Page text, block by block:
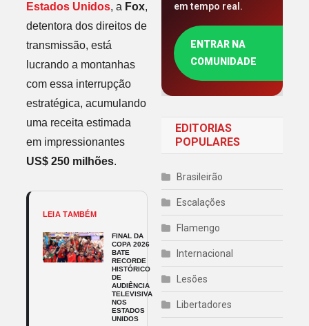
Estados Unidos, a Fox,
detentora dos direitos de
transmissão, está
lucrando a montanhas
com essa interrupção
estratégica, acumulando
uma receita estimada
em impressionantes
US$ 250 milhões.
LEIA TAMBÉM
FINAL DA
COPA 2026
BATE
RECORDE
HISTÓRICO
DE
AUDIÊNCIA
TELEVISIVA
NOS
ESTADOS
UNIDOS
em tempo real.
ENTRAR NA
COMUNIDADE
EDITORIAS
POPULARES
Brasileirão
Escalações
Flamengo
Internacional
Lesões
Libertadores